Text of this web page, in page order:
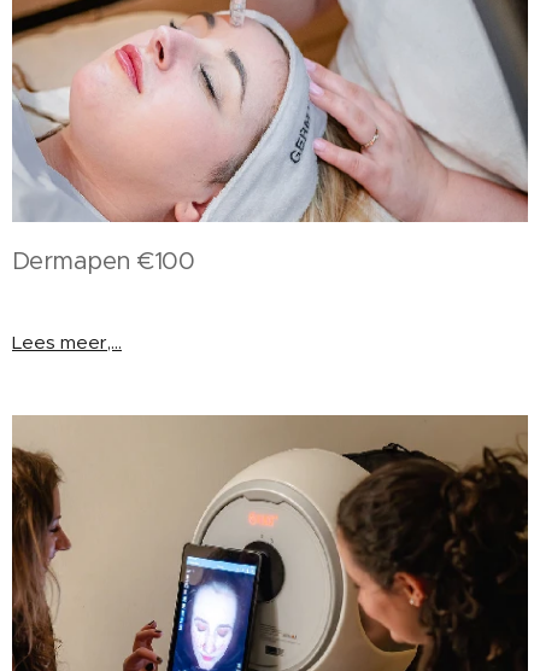
Dermapen €100
Lees meer,...